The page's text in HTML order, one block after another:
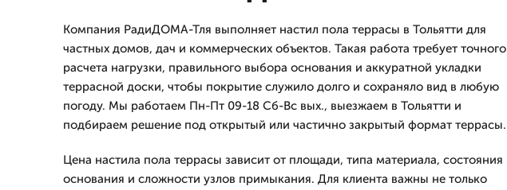
Компания РадиДОМА-Тля выполняет настил пола террасы в Тольятти для
частных домов, дач и коммерческих объектов. Такая работа требует точного
расчета нагрузки, правильного выбора основания и аккуратной укладки
террасной доски, чтобы покрытие служило долго и сохраняло вид в любую
погоду. Мы работаем Пн-Пт 09-18 Сб-Вс вых., выезжаем в Тольятти и
подбираем решение под открытый или частично закрытый формат террасы.
Цена настила пола террасы зависит от площади, типа материала, состояния
основания и сложности узлов примыкания. Для клиента важны не только